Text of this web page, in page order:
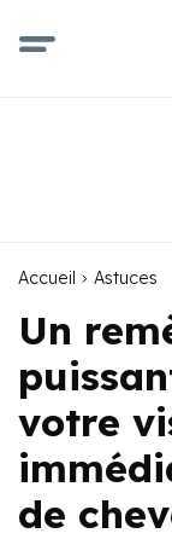
Accueil Astuces
Un
votre
de